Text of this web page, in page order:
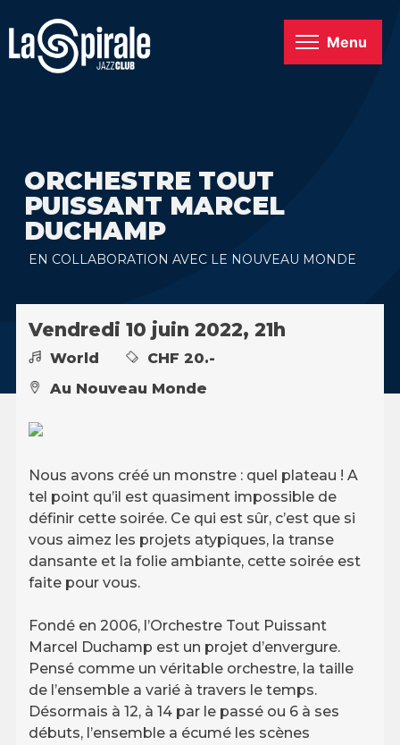
Menu
ORCHESTRE TOUT
PUISSANT MARCEL
DUCHAMP
EN COLLABORATION AVEC LE NOUVEAU MONDE
Vendredi 10 juin 2022, 21h
World
CHF 20.-
Au Nouveau Monde
Nous avons créé un monstre : quel plateau ! A
tel point qu’il est quasiment impossible de
définir cette soirée. Ce qui est sûr, c’est que si
vous aimez les projets atypiques, la transe
dansante et la folie ambiante, cette soirée est
faite pour vous.
Fondé en 2006, l’Orchestre Tout Puissant
Marcel Duchamp est un projet d’envergure.
Pensé comme un véritable orchestre, la taille
de l’ensemble a varié à travers le temps.
Désormais à 12, à 14 par le passé ou 6 à ses
débuts, l’ensemble a écumé les scènes